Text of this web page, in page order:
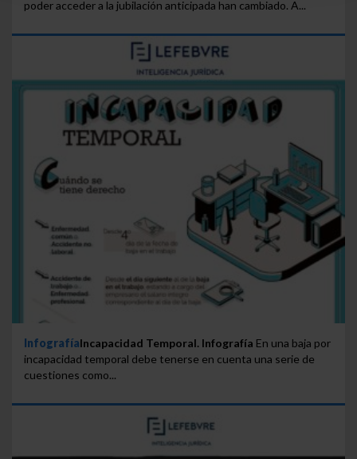
las que sean indispensables para la navegación.
Saber más acerca de las cookies
poder acceder a la jubilación anticipada han cambiado. A...
InfografíaIncapacidad Temporal. Infografía En una baja por
incapacidad temporal debe tenerse en cuenta una serie de
cuestiones como...